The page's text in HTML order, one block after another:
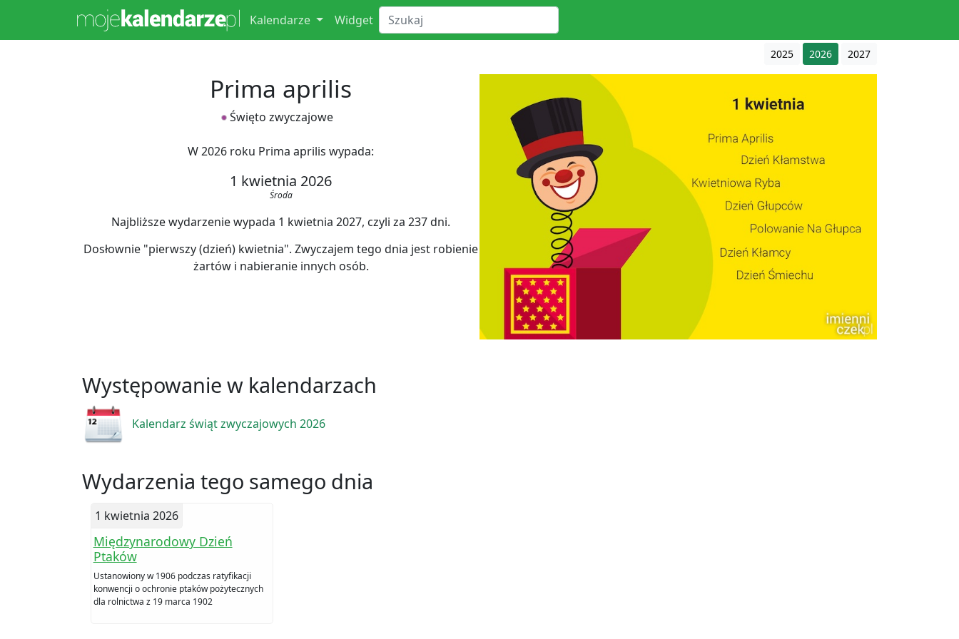
Kalendarze Widget
2025 2026 2027
Prima aprilis
Święto zwyczajowe
W 2026 roku Prima aprilis wypada:
1 kwietnia 2026
Środa
Najbliższe wydarzenie wypada 1 kwietnia 2027, czyli za 237 dni.
Dosłownie "pierwszy (dzień) kwietnia". Zwyczajem tego dnia jest robienie
żartów i nabieranie innych osób.
Występowanie w kalendarzach
Kalendarz świąt zwyczajowych 2026
Wydarzenia tego samego dnia
1 kwietnia 2026
Międzynarodowy Dzień
Ptaków
Ustanowiony w 1906 podczas ratyfikacji
konwencji o ochronie ptaków pożytecznych
dla rolnictwa z 19 marca 1902